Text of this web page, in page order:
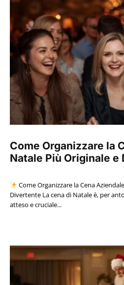
Come Organizzare la
Natale Più Originale
Come Organizzare la Cena
Divertente La cena di Natale è, per
atteso e cruciale...